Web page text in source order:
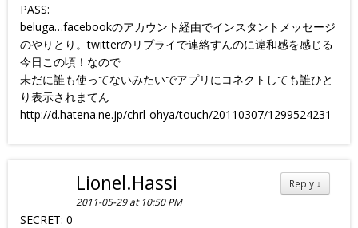
PASS:
beluga…facebookのアカウント経由でインスタントメッセージ
のやりとり。twitterのリプライで連絡すんのに違和感を感じる
今日この頃！なので
未だに誰も使ってないみたいでアプリにコネクトしても誰ひと
り表示されまてん
http://d.hatena.ne.jp/chrl-ohya/touch/20110307/1299524231
Reply ↓
Lionel.Hassi
2011-05-29 at 10:50 PM
SECRET: 0